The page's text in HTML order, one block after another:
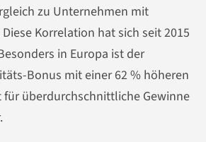
zu Unternehmen mit
Korrelation hat sich seit 2015
in Europa ist der
Bonus mit einer 62 % höheren
überdurchschnittliche Gewinne